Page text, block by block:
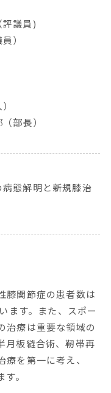
議員)
）
部長）
態解明と新規膝治
膝関節症の患者数は
ます。また、スポー
治療は重要な領域の
月板縫合術、靭帯再
を第一に考え、
。